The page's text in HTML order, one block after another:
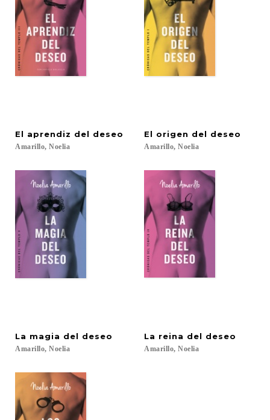
El aprendiz del deseo
Amarillo, Noelia
El origen del deseo
Amarillo, Noelia
La magia del deseo
Amarillo, Noelia
La reina del deseo
Amarillo, Noelia